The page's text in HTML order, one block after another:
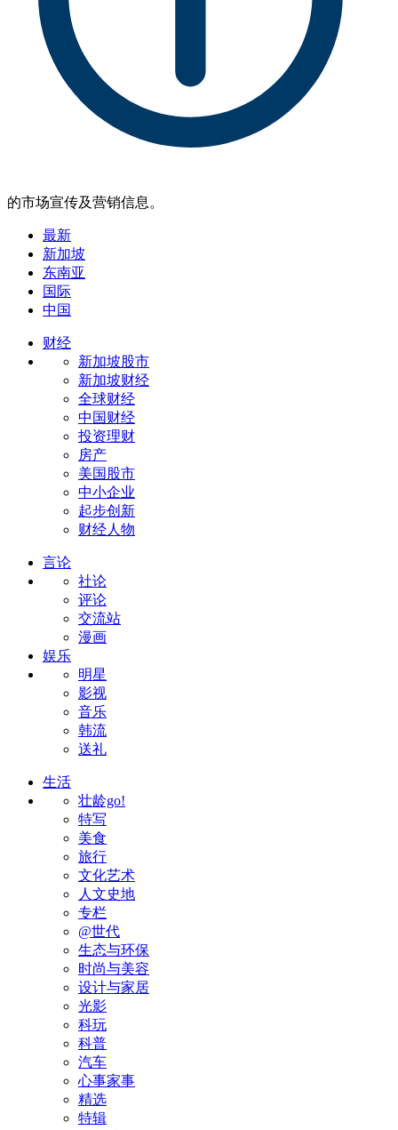
的市场宣传及营销信息。
最新
新加坡
东南亚
国际
中国
财经
新加坡股市
新加坡财经
全球财经
中国财经
投资理财
房产
美国股市
中小企业
起步创新
财经人物
言论
社论
评论
交流站
漫画
娱乐
明星
影视
音乐
韩流
送礼
生活
壮龄go!
特写
美食
旅行
文化艺术
人文史地
专栏
@世代
生态与环保
时尚与美容
设计与家居
光影
科玩
科普
汽车
心事家事
精选
特辑